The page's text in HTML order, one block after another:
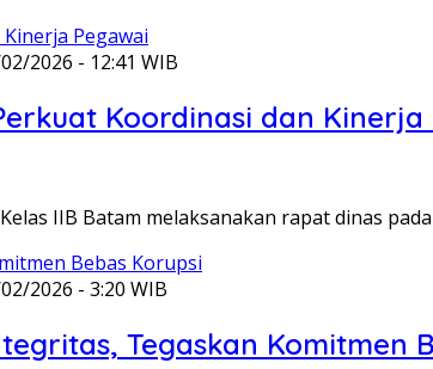
2026 - 12:41 WIB
Koordinasi dan Kinerja
IIB Batam melaksanakan rapat dinas
2026 - 3:20 WIB
Tegaskan Komitmen